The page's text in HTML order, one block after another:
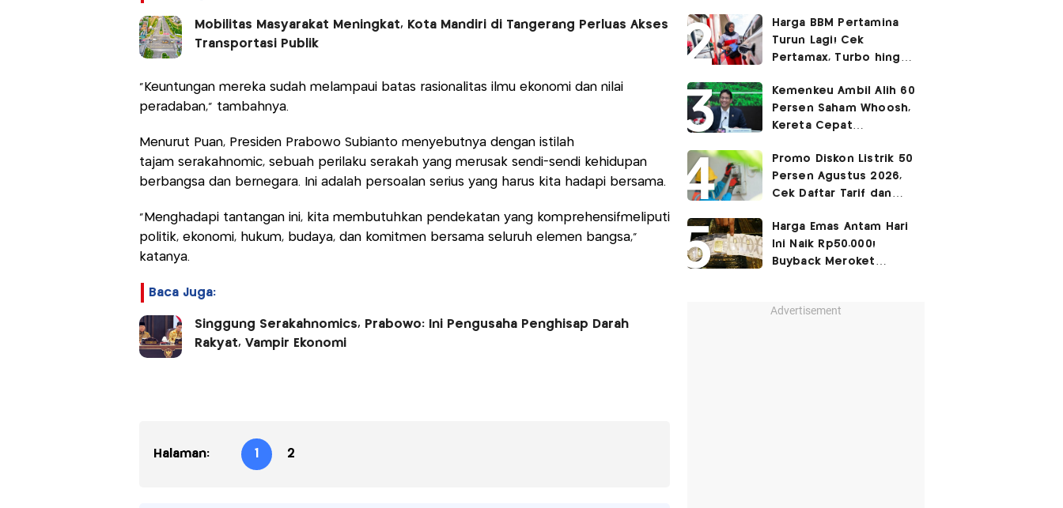
Mobilitas Masyarakat Meningkat, Kota Mandiri di Tangerang Perluas Akses
Transportasi Publik
"Keuntungan mereka sudah melampaui batas rasionalitas ilmu ekonomi dan nilai
peradaban," tambahnya.
Menurut Puan, Presiden Prabowo Subianto menyebutnya dengan istilah
tajam serakahnomic, sebuah perilaku serakah yang merusak sendi-sendi kehidupan
berbangsa dan bernegara. Ini adalah persoalan serius yang harus kita hadapi bersama.
"Menghadapi tantangan ini, kita membutuhkan pendekatan yang komprehensifmeliputi
politik, ekonomi, hukum, budaya, dan komitmen bersama seluruh elemen bangsa,"
katanya.
Baca Juga:
Singgung Serakahnomics, Prabowo: Ini Pengusaha Penghisap Darah
Rakyat, Vampir Ekonomi
Halaman: 1 2
2026
Harga BBM Pertamina
Turun Lagi! Cek
Pertamax, Turbo hingga
Agustus 2026
Kemenkeu Ambil Alih 60
Persen Saham Whoosh,
Kereta Cepat
Surabaya
Promo Diskon Listrik 50
Persen Agustus 2026,
Cek Daftar Tarif dan
Harga Emas Antam Hari
Ini Naik Rp50.000!
Buyback Meroket
Advertisement